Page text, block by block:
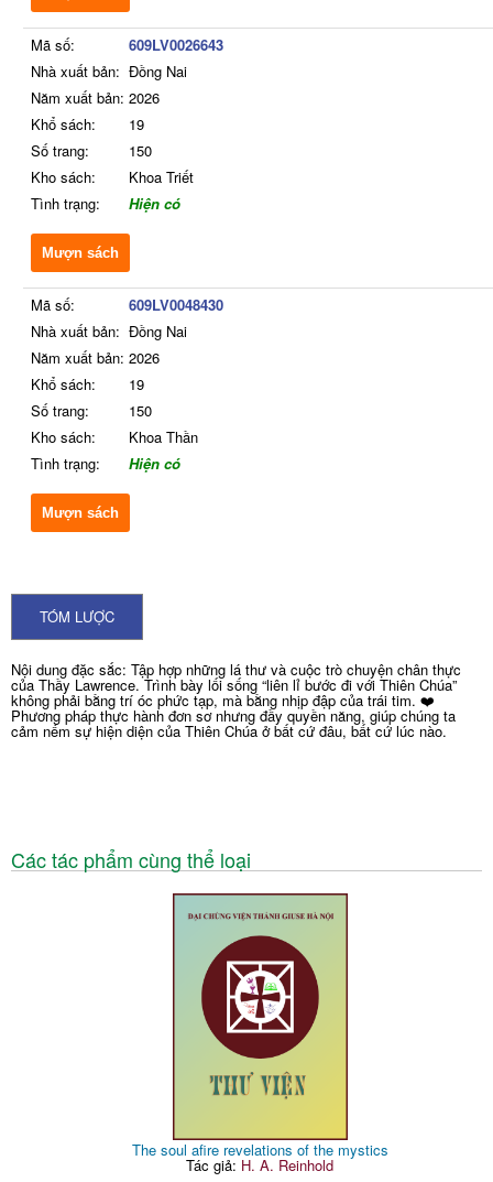
Mã số:
609LV0026643
Nhà xuất bản: Đồng Nai
Năm xuất bản: 2026
Khổ sách:
19
Số trang:
150
Kho sách:
Khoa Triết
Tình trạng:
Hiện có
Mượn sách
Mã số:
609LV0048430
Nhà xuất bản: Đồng Nai
Năm xuất bản: 2026
Khổ sách:
19
Số trang:
150
Kho sách:
Khoa Thần
Tình trạng:
Hiện có
Mượn sách
TÓM LƯỢC
Nội dung đặc sắc: Tập hợp những lá thư và cuộc trò chuyện chân thực
của Thầy Lawrence. Trình bày lối sống “liên lỉ bước đi với Thiên Chúa”
không phải bằng trí óc phức tạp, mà bằng nhịp đập của trái tim. ❤️
Phương pháp thực hành đơn sơ nhưng đầy quyền năng, giúp chúng ta
cảm nếm sự hiện diện của Thiên Chúa ở bất cứ đâu, bất cứ lúc nào.
Các tác phẩm cùng thể loại
The soul afire revelations of the mystics
Tác giả: H. A. Reinhold